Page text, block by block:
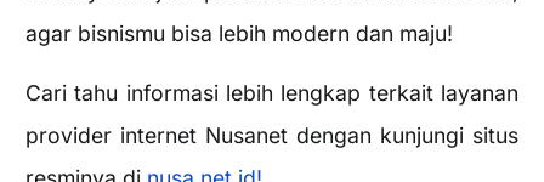
agar bisnismu bisa lebih modern dan maju!
Cari tahu informasi lebih lengkap terkait layanan
provider internet Nusanet dengan kunjungi situs